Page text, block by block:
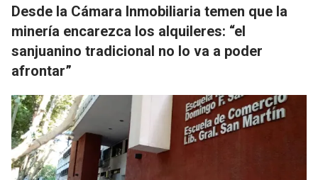
Desde la Cámara Inmobiliaria temen que la
minería encarezca los alquileres: “el
sanjuanino tradicional no lo va a poder
afrontar”